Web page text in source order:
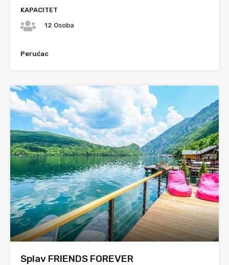
KAPACITET
12 Osoba
Perućac
Splav FRIENDS FOREVER